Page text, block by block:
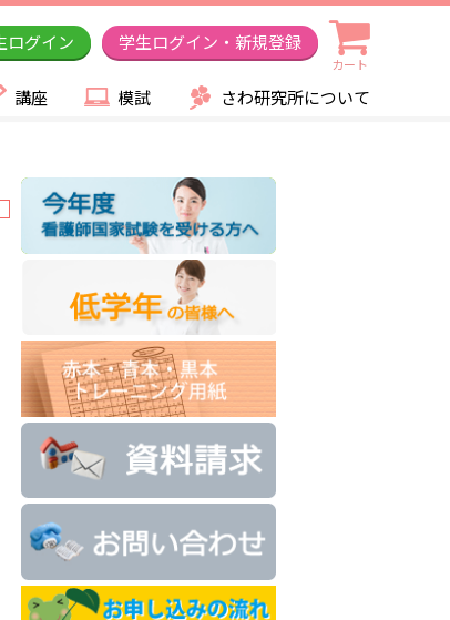
ログイン 学生ログイン・新規登録
カート
講座 模試 さわ研究所について